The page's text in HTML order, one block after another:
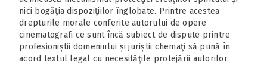
nici bogăţia dispoziţiilor înglobate. Printre acestea
drepturile morale conferite autorului de opere
cinematografi ce sunt încă subiect de dispute printre
profesioniștii domeniului și juriștii chemaţi să pună în
acord textul legal cu necesităţile protejării autorilor.